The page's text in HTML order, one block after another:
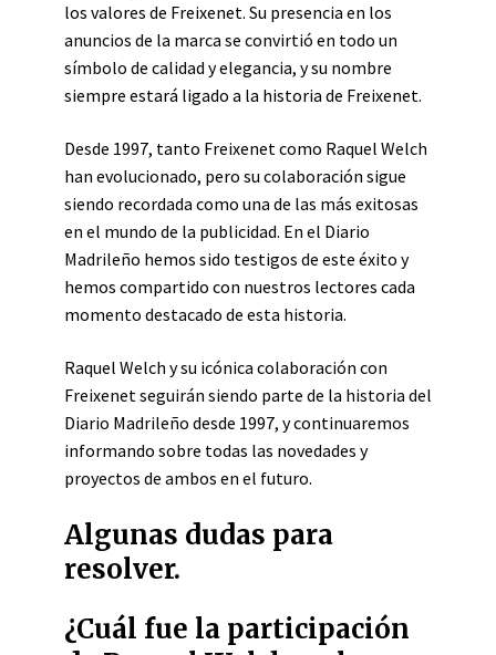
los valores de Freixenet. Su presencia en los
anuncios de la marca se convirtió en todo un
símbolo de calidad y elegancia, y su nombre
siempre estará ligado a la historia de Freixenet.
Desde 1997, tanto Freixenet como Raquel Welch
han evolucionado, pero su colaboración sigue
siendo recordada como una de las más exitosas
en el mundo de la publicidad. En el Diario
Madrileño hemos sido testigos de este éxito y
hemos compartido con nuestros lectores cada
momento destacado de esta historia.
Raquel Welch y su icónica colaboración con
Freixenet seguirán siendo parte de la historia del
Diario Madrileño desde 1997, y continuaremos
informando sobre todas las novedades y
proyectos de ambos en el futuro.
Algunas dudas para
resolver.
¿Cuál fue la participación